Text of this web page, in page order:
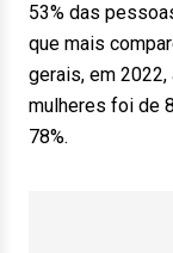
53% das
que mais
gerais, em
mulheres foi de
78%.